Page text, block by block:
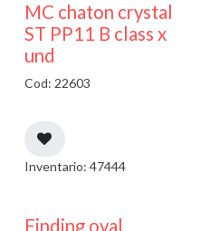
MC chaton crystal
ST PP11 B class x
und
Cod: 22603
Inventario: 47444
Finding oval